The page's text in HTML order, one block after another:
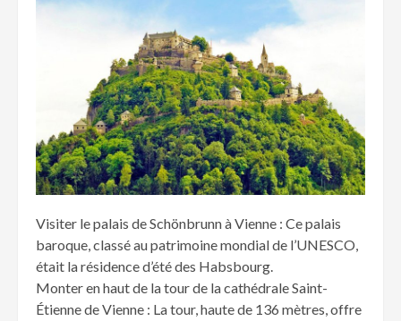
Visiter le palais de Schönbrunn à Vienne : Ce palais
baroque, classé au patrimoine mondial de l’UNESCO,
était la résidence d’été des Habsbourg.
Monter en haut de la tour de la cathédrale Saint-
Étienne de Vienne : La tour, haute de 136 mètres, offre